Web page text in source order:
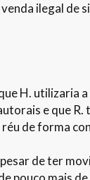
ilegal de
H. utilizaria
e que R.
de forma
de ter